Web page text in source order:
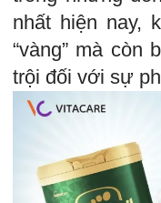
nhất hiện nay,
“vàng” mà còn
trội đối với sự